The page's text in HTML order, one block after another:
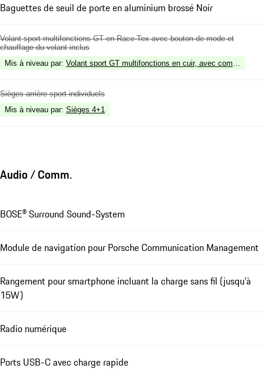
Baguettes de seuil de porte en aluminium brossé Noir
Volant sport multifonctions GT en Race-Tex avec bouton de mode et
chauffage du volant inclus
Mis à niveau par: Volant sport GT multifonctions en cuir, avec
Sièges arrière sport individuels
Mis à niveau par: Sièges 4+1
Audio / Comm.
BOSE® Surround Sound-System
Module de navigation pour Porsche Communication Management
Rangement pour smartphone incluant la charge sans fil (jusqu'à
15W)
Radio numérique
Ports USB-C avec charge rapide